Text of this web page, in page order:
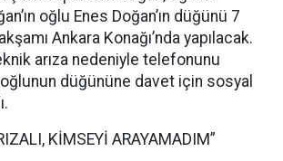
oğlu Enes Doğan’ın düğünü 7
Ankara Konağı’nda yapılacak.
arıza nedeniyle telefonunu
oğlunun düğününe davet için sosyal
KİMSEYİ ARAYAMADIM”